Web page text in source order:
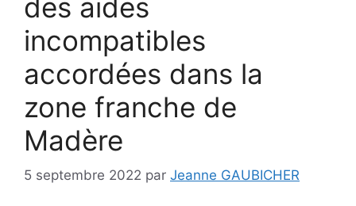
des aides
incompatibles
accordées dans la
zone franche de
Madère
5 septembre 2022 par Jeanne GAUBICHER